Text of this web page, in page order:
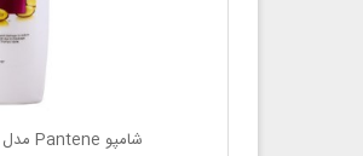
شامپو Pantene مدل Hair Fall Control